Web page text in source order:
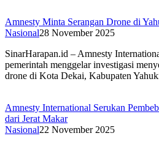
Amnesty Minta Serangan Drone di
Nasional28 November 2025
SinarHarapan.id – Amnesty
pemerintah menggelar investigasi
drone di Kota Dekai, Kabupaten
Amnesty International Serukan
dari Jerat Makar
Nasional22 November 2025